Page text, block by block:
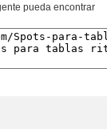
pueda encontrar